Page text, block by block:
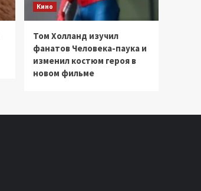
Кино
Том Холланд изучил
фанатов Человека-паука и
изменил костюм героя в
новом фильме